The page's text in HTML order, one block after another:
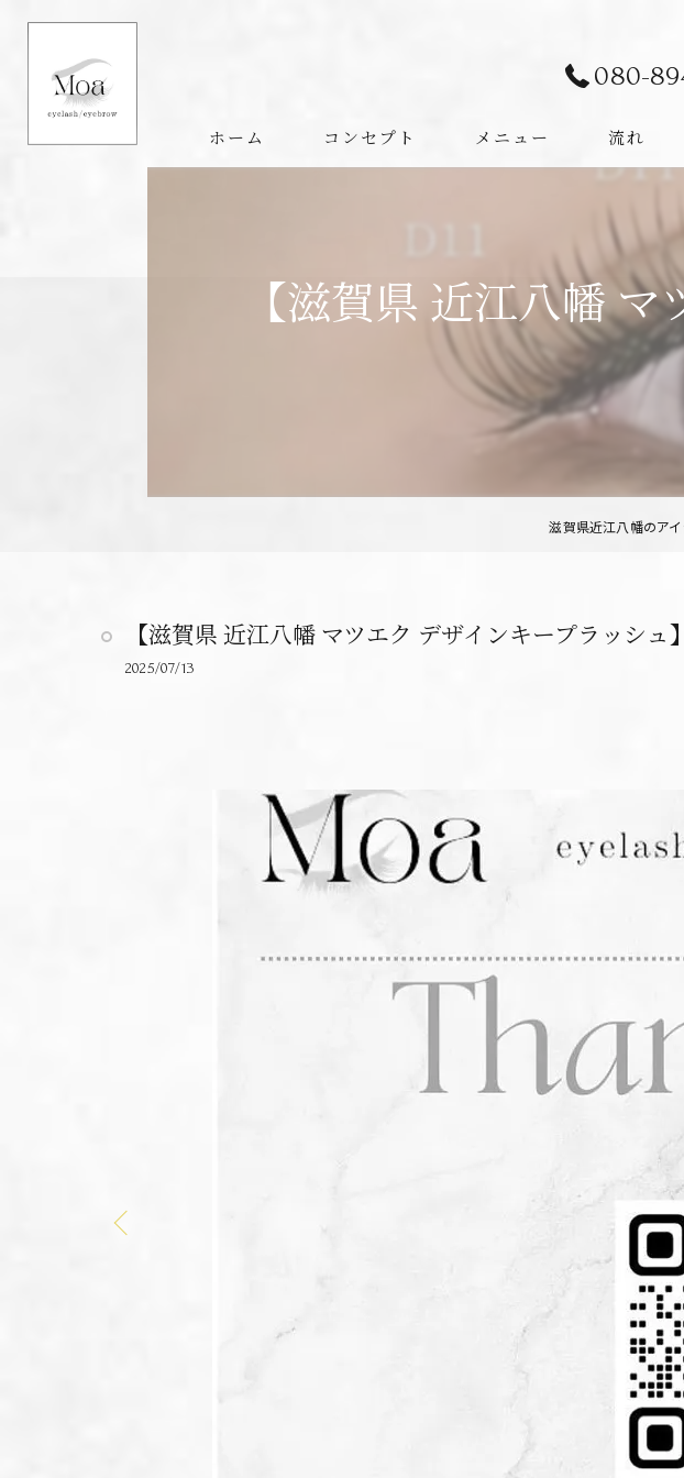
080-
ホーム コンセプト メニュー 流れ
【滋賀県 近江八幡
滋賀県近江八幡のア
【滋賀県 近江八幡 マツエク デザインキープラッシュ】
2025/07/13